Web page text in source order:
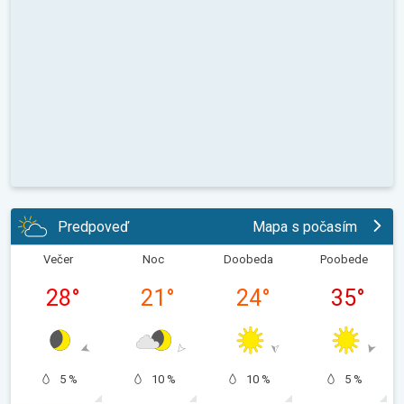
Predpoveď Mapa s počasím
Večer
28°
5 %
Noc
21 °
10 %
Doobeda
24°
10 %
Poobede
35°
5 %